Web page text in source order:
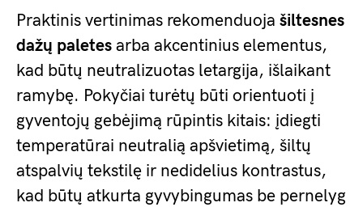
Praktinis vertinimas rekomenduoja šiltesnes
dažų paletes arba akcentinius elementus,
kad būtų neutralizuotas letargija, išlaikant
ramybę. Pokyčiai turėtų būti orientuoti į
gyventojų gebėjimą rūpintis kitais: įdiegti
temperatūrai neutralią apšvietimą, šiltų
atspalvių tekstilę ir nedidelius kontrastus,
kad būtų atkurta gyvybingumas be pernelyg